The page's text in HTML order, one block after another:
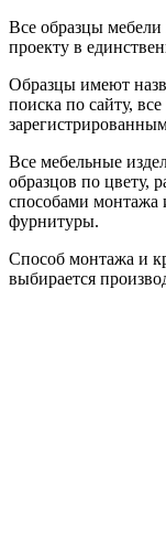
Все образцы
проекту в
Образцы имеют
поиска по сайту,
Все мебельные
образцов по цвету,
способами монтажа
фурнитуры.
Способ монтажа и
выбирается